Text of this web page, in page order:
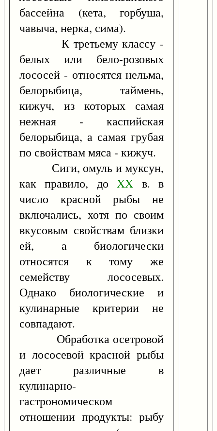
бассейна (кета, горбуша,
чавыча, нерка, сима).
К третьему классу -
белых или бело-розовых
лососей - относятся нельма,
белорыбица, таймень,
кижуч, из которых самая
нежная - каспийская
белорыбица, а самая грубая
по свойствам мяса - кижуч.
Сиги, омуль и муксун,
как правило, доXX в. в
число красной рыбы не
включались, хотя по своим
вкусовым свойствам близки
ей, а биологически
относятся к тому же
семейству лососевых.
Однако биологические и
кулинарные критерии не
совпадают.
Обработка осетровой
и лососевой красной рыбы
дает различные в
кулинарно-
гастрономическом
отношении продукты: рыбу